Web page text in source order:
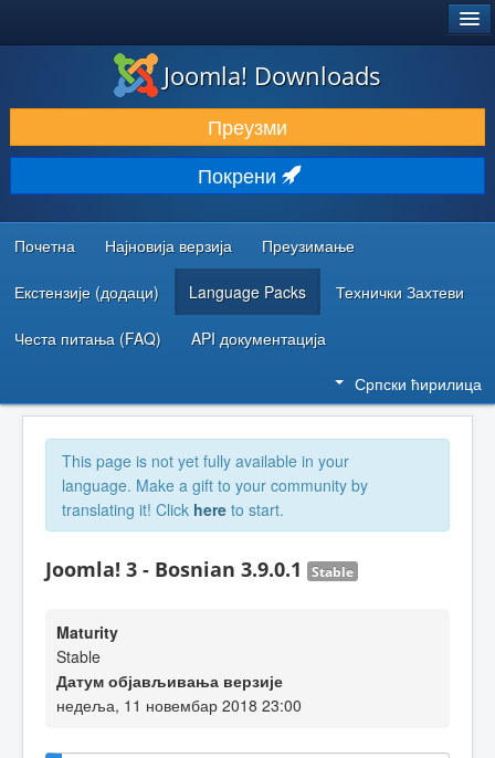
ПРЕУЗИМАЊЕ И ПРОШИРЕЊА (ЕКСТЕНЗИЈЕ)
ОТКРИЈТЕ И НАУЧИТЕ
ЗАЈЕДНИЦА И ПОДРШКА
РЕСУРСИ ЗА РАЗВОЈ
Joomla! Downloads
Преузми
Покрени
Почетна Најновија верзија Преузимање
Екстензије (додаци) Language Packs Технички Захтеви
Честа питања (FAQ) API документација
Српски ћирилица
This page is not yet fully available in your
language. Make a gift to your community by
translating it! Click here to start.
Joomla! 3 - Bosnian 3.9.0.1 Stable
Maturity
Stable
Датум објављивања верзије
недеља, 11 новембар 2018 23:00